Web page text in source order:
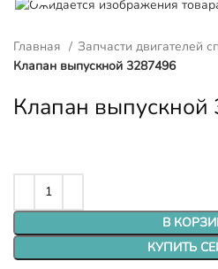
Главная
Запчасти двигателей
Клапан выпускной 3287496
Клапан
В
КУПИТЬ